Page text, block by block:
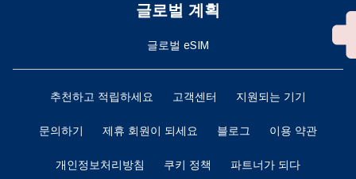
글로벌 계획
글로벌 eSIM
추천하고 적립하세요 고객센터 지원되는 기기
문의하기 제휴 회원이 되세요 블로그 이용 약관
개인정보처리방침 쿠키 정책 파트너가 되다